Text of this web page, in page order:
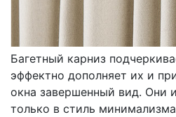
БАГЕТНЫЕ
Багетный карниз
эффектно дополняет их и
окна завершенный вид. Они
только в стиль